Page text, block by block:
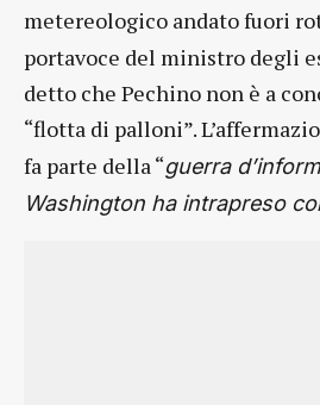
metereologico andato fuori
portavoce del ministro degli
detto che Pechino non è a
“flotta di palloni”.
fa parte della “guerra
Washington ha intrapreso